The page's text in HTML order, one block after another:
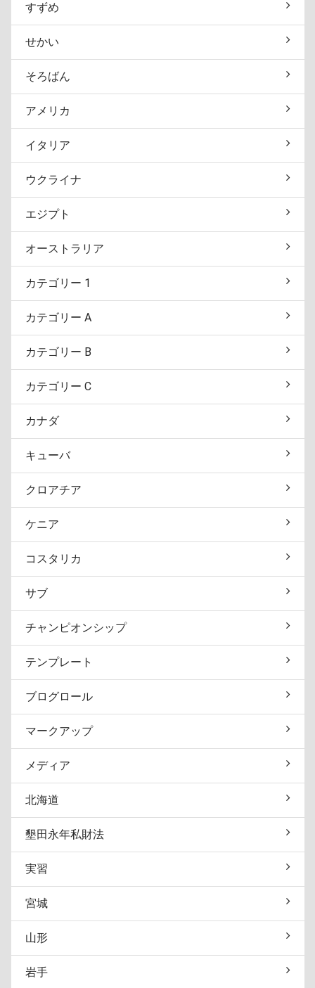
すずめ
せかい
そろばん
アメリカ
イタリア
ウクライナ
エジプト
オーストラリア
カテゴリー 1
カテゴリー A
カテゴリー B
カテゴリー C
カナダ
キューバ
クロアチア
ケニア
コスタリカ
サブ
チャンピオンシップ
テンプレート
ブログロール
マークアップ
メディア
北海道
墾田永年私財法
実習
宮城
山形
岩手